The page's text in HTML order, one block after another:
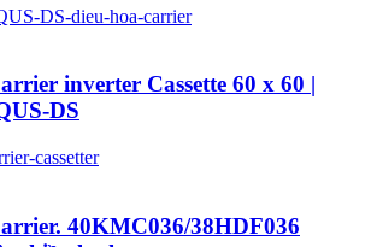
inverter Cassette 60 x 60 |
DS
40KMC036/38HDF036